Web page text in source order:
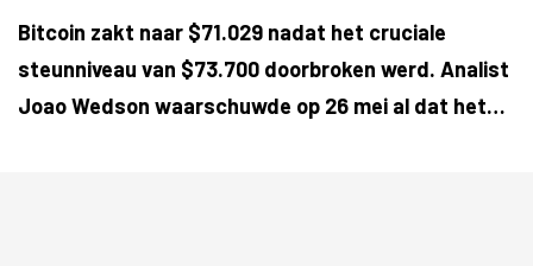
Bitcoin zakt naar $71.029 nadat het cruciale
steunniveau van $73.700 doorbroken werd. Analist
Joao Wedson waarschuwde op 26 mei al dat het…